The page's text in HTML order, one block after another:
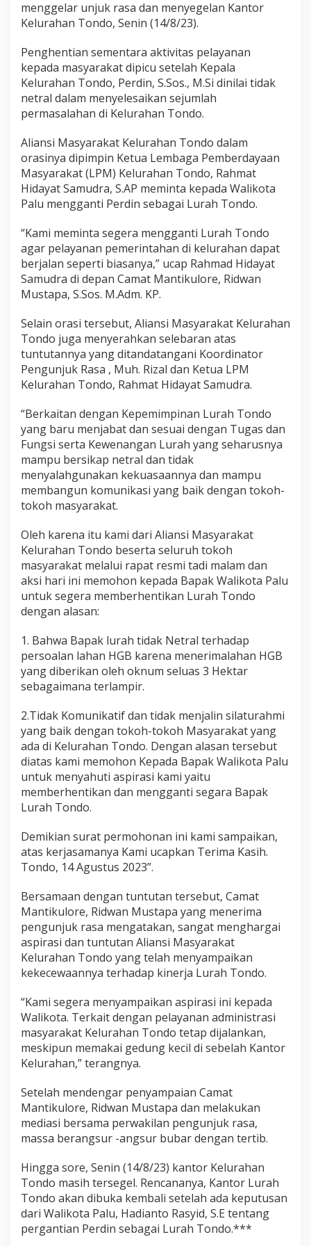
menggelar unjuk rasa dan menyegelan Kantor
Kelurahan Tondo, Senin (14/8/23).
Penghentian sementara aktivitas pelayanan
kepada masyarakat dipicu setelah Kepala
Kelurahan Tondo, Perdin, S.Sos., M.Si dinilai tidak
netral dalam menyelesaikan sejumlah
permasalahan di Kelurahan Tondo.
Aliansi Masyarakat Kelurahan Tondo dalam
orasinya dipimpin Ketua Lembaga Pemberdayaan
Masyarakat (LPM) Kelurahan Tondo, Rahmat
Hidayat Samudra, S.AP meminta kepada Walikota
Palu mengganti Perdin sebagai Lurah Tondo.
“Kami meminta segera mengganti Lurah Tondo
agar pelayanan pemerintahan di kelurahan dapat
berjalan seperti biasanya,” ucap Rahmad Hidayat
Samudra di depan Camat Mantikulore, Ridwan
Mustapa, S.Sos. M.Adm. KP.
Selain orasi tersebut, Aliansi Masyarakat Kelurahan
Tondo juga menyerahkan selebaran atas
tuntutannya yang ditandatangani Koordinator
Pengunjuk Rasa , Muh. Rizal dan Ketua LPM
Kelurahan Tondo, Rahmat Hidayat Samudra.
“Berkaitan dengan Kepemimpinan Lurah Tondo
yang baru menjabat dan sesuai dengan Tugas dan
Fungsi serta Kewenangan Lurah yang seharusnya
mampu bersikap netral dan tidak
menyalahgunakan kekuasaannya dan mampu
membangun komunikasi yang baik dengan tokoh-
tokoh masyarakat.
Oleh karena itu kami dari Aliansi Masyarakat
Kelurahan Tondo beserta seluruh tokoh
masyarakat melalui rapat resmi tadi malam dan
aksi hari ini memohon kepada Bapak Walikota Palu
untuk segera memberhentikan Lurah Tondo
dengan alasan:
1. Bahwa Bapak lurah tidak Netral terhadap
persoalan lahan HGB karena menerimalahan HGB
yang diberikan oleh oknum seluas 3 Hektar
sebagaimana terlampir.
2.Tidak Komunikatif dan tidak menjalin silaturahmi
yang baik dengan tokoh-tokoh Masyarakat yang
ada di Kelurahan Tondo. Dengan alasan tersebut
diatas kami memohon Kepada Bapak Walikota Palu
untuk menyahuti aspirasi kami yaitu
memberhentikan dan mengganti segara Bapak
Lurah Tondo.
Demikian surat permohonan ini kami sampaikan,
atas kerjasamanya Kami ucapkan Terima Kasih.
Tondo, 14 Agustus 2023”.
Bersamaan dengan tuntutan tersebut, Camat
Mantikulore, Ridwan Mustapa yang menerima
pengunjuk rasa mengatakan, sangat menghargai
aspirasi dan tuntutan Aliansi Masyarakat
Kelurahan Tondo yang telah menyampaikan
kekecewaannya terhadap kinerja Lurah Tondo.
“Kami segera menyampaikan aspirasi ini kepada
Walikota. Terkait dengan pelayanan administrasi
masyarakat Kelurahan Tondo tetap dijalankan,
meskipun memakai gedung kecil di sebelah Kantor
Kelurahan,” terangnya.
Setelah mendengar penyampaian Camat
Mantikulore, Ridwan Mustapa dan melakukan
mediasi bersama perwakilan pengunjuk rasa,
massa berangsur -angsur bubar dengan tertib.
Hingga sore, Senin (14/8/23) kantor Kelurahan
Tondo masih tersegel. Rencananya, Kantor Lurah
Tondo akan dibuka kembali setelah ada keputusan
dari Walikota Palu, Hadianto Rasyid, S.E tentang
pergantian Perdin sebagai Lurah Tondo.***